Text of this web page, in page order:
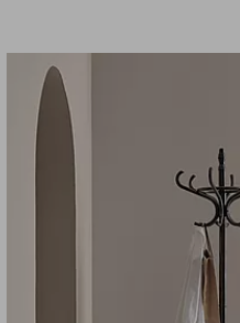
i favoriter